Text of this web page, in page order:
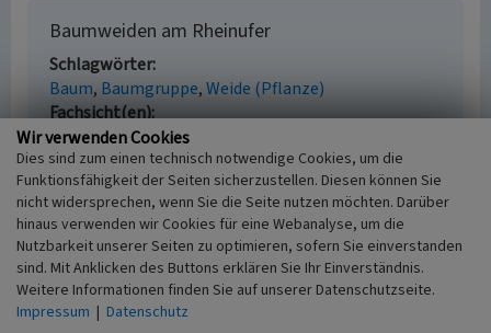
Baumweiden am Rheinufer
Schlagwörter
Baum Baumgruppe Weide (Pflanze)
Fachsicht(en)
Kulturlandschaftspflege
Erfassungsmaßstab
i.d.R. 1:5.000 (größer als 1:20.000)
Erfassungsmethode
Auswertung historischer Karten,
Geländebegehung/-kartierung
Historischer Zeitraum
Beginn 1900
Wir verwenden Cookies
Dies sind zum einen technisch notwendige Cookies, um die
Funktionsfähigkeit der Seiten sicherzustellen. Diesen können Sie
nicht widersprechen, wenn Sie die Seite nutzen möchten. Darüber
hinaus verwenden wir Cookies für eine Webanalyse, um die
Nutzbarkeit unserer Seiten zu optimieren, sofern Sie einverstanden
sind. Mit Anklicken des Buttons erklären Sie Ihr Einverständnis.
Weitere Informationen finden Sie auf unserer Datenschutzseite.
Impressum | Datenschutz